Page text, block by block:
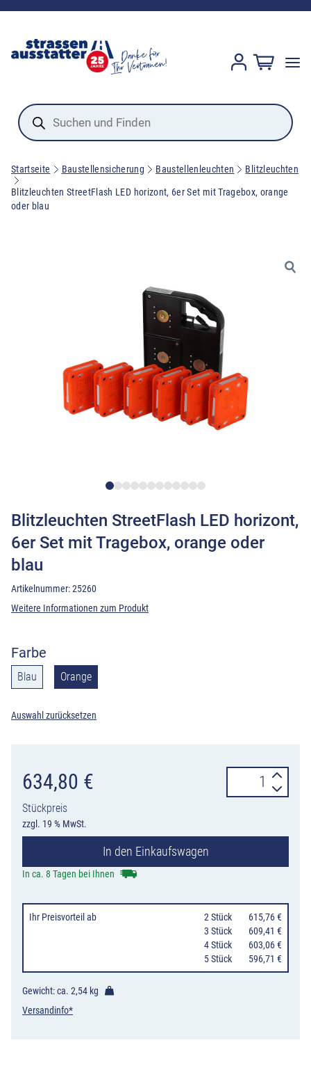
Products
search
Startseite Baustellensicherung Baustellenleuchten Blitzleuchten
Blitzleuchten StreetFlash LED horizont, 6er Set mit Tragebox, orange
oder blau
Blitzleuchten StreetFlash LED horizont,
6er Set mit Tragebox, orange oder
blau
Artikelnummer:25260
Weitere Informationen zum Produkt
Farbe
Blau Orange
Auswahl zurücksetzen
634,80 €
Stückpreis
zzgl. 19 % MwSt.
Blitzleuchten
StreetFlash
horizont,
Tragebox,
orange
oder
blau
In den Einkaufswagen
In ca. 8 Tagen bei Ihnen
Ihr Preisvorteil ab 2 Stück
615,76 €
3 Stück
609,41 €
4 Stück
603,06 €
5 Stück 596,71 €
Gewicht: ca. 2,54 kg
Versandinfo*